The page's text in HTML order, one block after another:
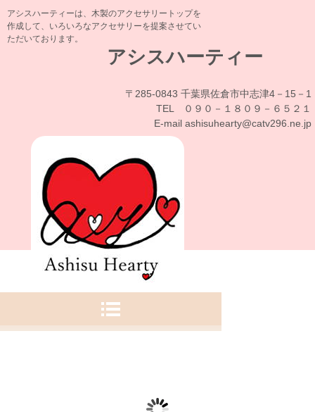
アシスハーティーは、木製のアクセサリートップを
作成して、いろいろなアクセサリーを提案させてい
ただいております。
アシスハーティー
〒285-0843 千葉県佐倉市中志津4－15－1
TEL ０９０－１８０９－６５２１
E-mail ashisuhearty@catv296.ne.jp